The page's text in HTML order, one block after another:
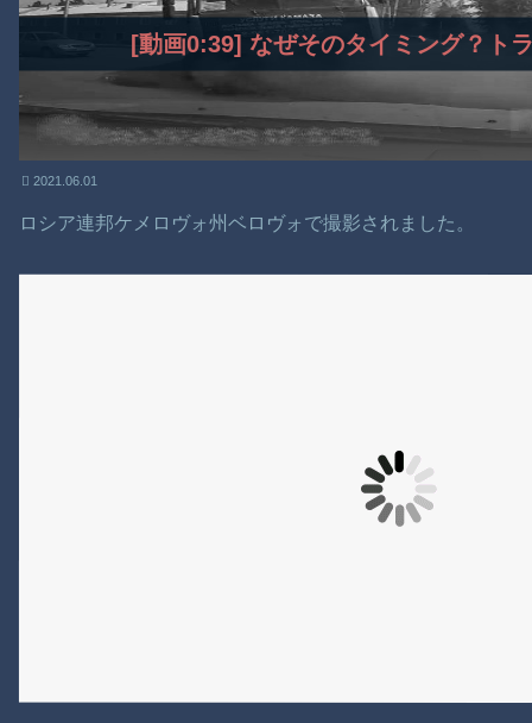
[動画0:39] なぜそのタイミング？ト
2021.06.01
ロシア連邦ケメロヴォ州ベロヴォで撮影されました。